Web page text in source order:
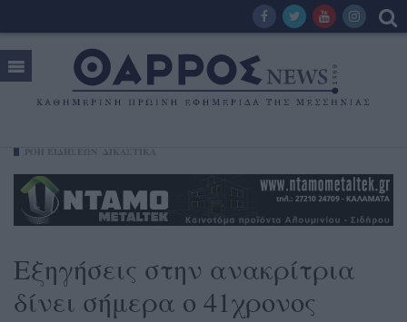
Εξηγήσεις στην ανακρίτρια
δίνει σήμερα ο 41χρονος